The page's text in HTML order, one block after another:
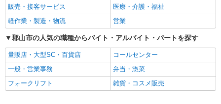
販売・接客サービス
医療・介護・福祉
軽作業・製造・物流
営業
郡山市の人気の職種からバイト・アルバイト・パートを探す
量販店・大型SC・百貨店
コールセンター
一般・営業事務
弁当・惣菜
フォークリフト
雑貨・コスメ販売